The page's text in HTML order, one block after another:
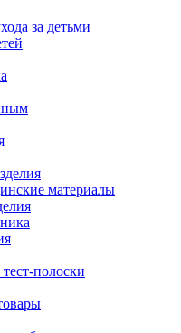
за детьми
материалы
полоски